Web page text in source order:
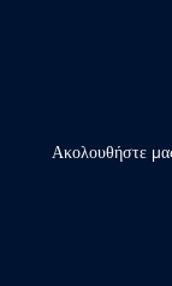
Ακολουθήστε